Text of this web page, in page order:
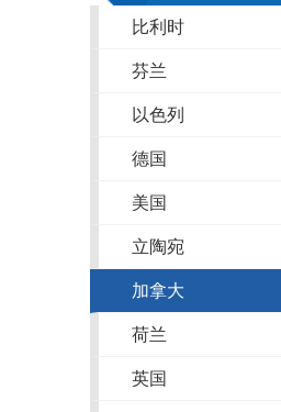
比利时
芬兰
以色列
德国
美国
立陶宛
加拿大
荷兰
英国